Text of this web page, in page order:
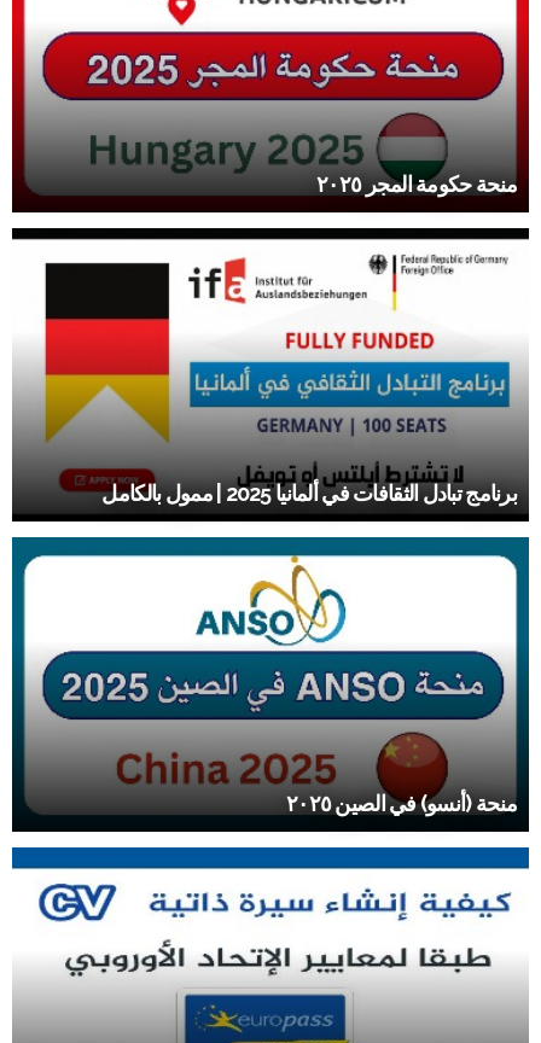
منحة حكومة المجر ٢٠٢٥
برنامج تبادل الثقافات في ألمانيا 2025 | ممول بالكامل
منحة (أنسو) في الصين ٢٠٢٥